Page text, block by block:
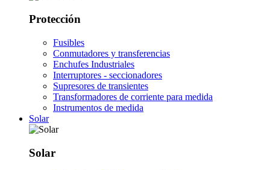
Protección
Fusibles
Conmutadores y transferencias
Enchufes Industriales
Interruptores - seccionadores
Supresores de transientes
Transformadores de corriente para medida
Instrumentos de medida
Solar
Solar